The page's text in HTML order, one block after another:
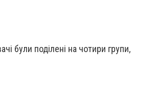
були поділені на чотири групи,